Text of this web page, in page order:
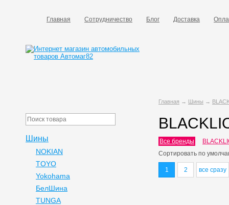
Главная Сотрудничество Блог Доставка
Главная → Шины →
Все бренды
Сортировать по
1 2 все сразу
Шины
NOKIAN
TOYO
Yokohama
БелШина
TUNGA